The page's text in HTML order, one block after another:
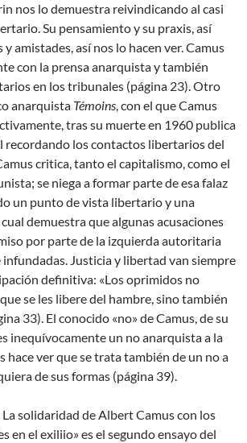
nos lo demuestra reivindicando al casi
Su pensamiento y su praxis, así
amistades, así nos lo hacen ver. Camus
con la prensa anarquista y también
en los tribunales (página 23). Otro
anarquista Témoins, con el que Camus
tras su muerte en 1960 publica
recordando los contactos libertarios del
critica, tanto el capitalismo, como el
se niega a formar parte de esa falaz
un punto de vista libertario y una
demuestra que algunas acusaciones
por parte de la izquierda autoritaria
Justicia y libertad van siempre
definitiva: «Los oprimidos no
se les libere del hambre, sino también
33). El conocido «no» de Camus, de su
inequívocamente un no anarquista a la
hace ver que se trata también de un no a
de sus formas (página 39).
solidaridad de Albert Camus con los
en el exiliio» es el segundo ensayo del